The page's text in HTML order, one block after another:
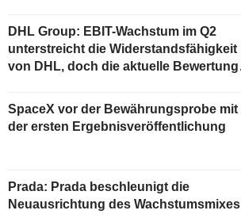
DHL Group: EBIT-Wachstum im Q2
unterstreicht die Widerstandsfähigkeit
von DHL, doch die aktuelle Bewertung
SpaceX vor der Bewährungsprobe mit
der ersten Ergebnisveröffentlichung
Prada: Prada beschleunigt die
Neuausrichtung des Wachstumsmixes